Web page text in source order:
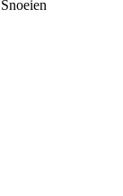
Snoeien